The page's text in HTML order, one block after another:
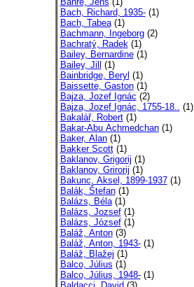
Bach, Richard, 1935-(1)
Bach, Tabea(1)
Bachmann, Ingeborg(2)
Bachratý, Radek(1)
Bailey, Bernardine(1)
Bailey, Jill
(1)
Bainbridge, Beryl (1)
Baissette, Gaston(1)
Bajza, Jozef Ignác (2)
Bajza, Jozef Ignác, 1755-18.. (1)
Bakalář, Robert(1)
Bakar-Abu Achmedchan(1)
Baker, Alan(1)
Bakker Scott(1)
Baklanov, Grigorij (1)
Baklanov, Grirorij (1)
Bakunc, Aksel, 1899-1937(1)
Balák, Štefan(1)
Balázs, Béla(1)
Balázs, Jozsef(1)
Balázs, József(1)
Baláž, Anton(3)
Baláž, Anton, 1943-(1)
Baláž, Blažej (1)
Balco, Július (1)
Balco, Július, 1948-(1)